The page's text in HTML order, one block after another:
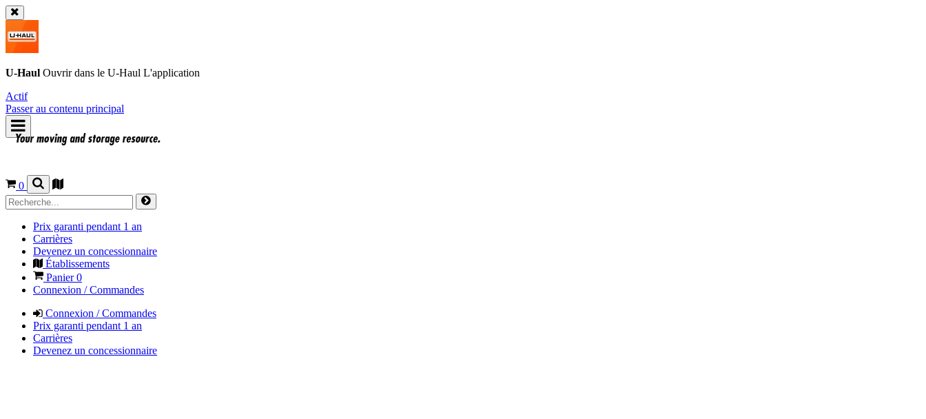
U-Haul Ouvrir dans le U-Haul L'application
Actif
Passer au contenu principal
0
Prix garanti pendant 1 an
Carrières
Devenez un concessionnaire
Établissements
Panier0
Connexion / Commandes
Connexion / Commandes
Prix garanti pendant 1 an
Carrières
Devenez un concessionnaire